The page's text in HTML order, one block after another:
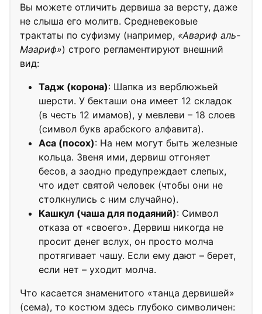
Вы можете отличить дервиша за версту, даже
не слыша его молитв. Средневековые
трактаты по суфизму (например, «Авариф аль-
Маариф») строго регламентируют внешний
вид:
Тадж (корона): Шапка из верблюжьей
шерсти. У бекташи она имеет 12 складок
(в честь 12 имамов), у мевлеви – 18 слоев
(символ букв арабского алфавита).
Аса (посох): На нем могут быть железные
кольца. Звеня ими, дервиш отгоняет
бесов, а заодно предупреждает слепых,
что идет святой человек (чтобы они не
столкнулись с ним случайно).
Кашкул (чаша для подаяний): Символ
отказа от «своего». Дервиш никогда не
просит денег вслух, он просто молча
протягивает чашу. Если ему дают – берет,
если нет – уходит молча.
Что касается знаменитого «танца дервишей»
(сема), то костюм здесь глубоко символичен: